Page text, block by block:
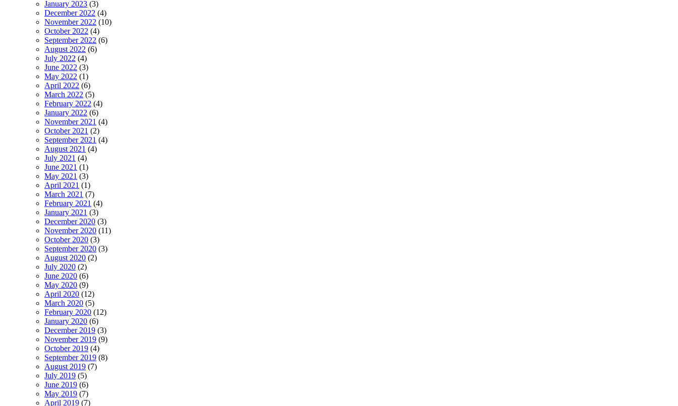
January 2023 (3)
December 2022 (4)
November 2022 (10)
October 2022 (4)
September 2022 (6)
August 2022 (6)
July 2022 (4)
June 2022 (3)
May 2022 (1)
April 2022 (6)
March 2022 (5)
February 2022 (4)
January 2022 (6)
November 2021 (4)
October 2021 (2)
September 2021 (4)
August 2021 (4)
July 2021 (4)
June 2021 (1)
May 2021 (3)
April 2021 (1)
March 2021 (7)
February 2021 (4)
January 2021 (3)
December 2020 (3)
November 2020 (11)
October 2020 (3)
September 2020 (3)
August 2020 (2)
July 2020 (2)
June 2020 (6)
May 2020 (9)
April 2020 (12)
March 2020 (5)
February 2020 (12)
January 2020 (6)
December 2019 (3)
November 2019 (9)
October 2019 (4)
September 2019 (8)
August 2019 (7)
July 2019 (5)
June 2019 (6)
May 2019 (7)
April 2019 (7)